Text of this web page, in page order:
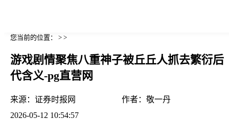
您当前的位置： > >
游戏剧情聚焦八重神子被丘丘人抓去繁衍后
代含义-pg直营网
来源： 证券时报网 作者： 敬一丹
2026-05-12 10:54:57